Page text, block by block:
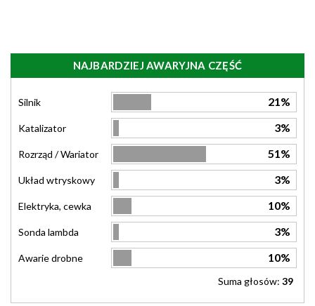
NAJBARDZIEJ AWARYJNA CZĘŚĆ
Silnik 21%
Katalizator 3%
Rozrząd / Wariator 51%
Układ wtryskowy 3%
Elektryka, cewka 10%
Sonda lambda 3%
Awarie drobne 10%
Suma głosów: 39